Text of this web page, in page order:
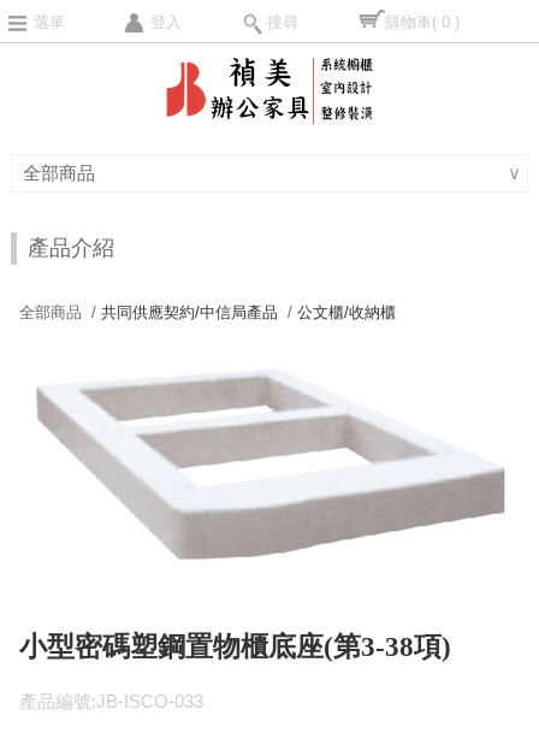
選單 登入 搜尋 購物車( 0 )
全部商品 ∨
產品介紹
全部商品 /共同供應契約/中信局產品 /公文櫃/收納櫃
小型密碼塑鋼置物櫃底座(第3-38項)
產品編號:JB-ISCO-033